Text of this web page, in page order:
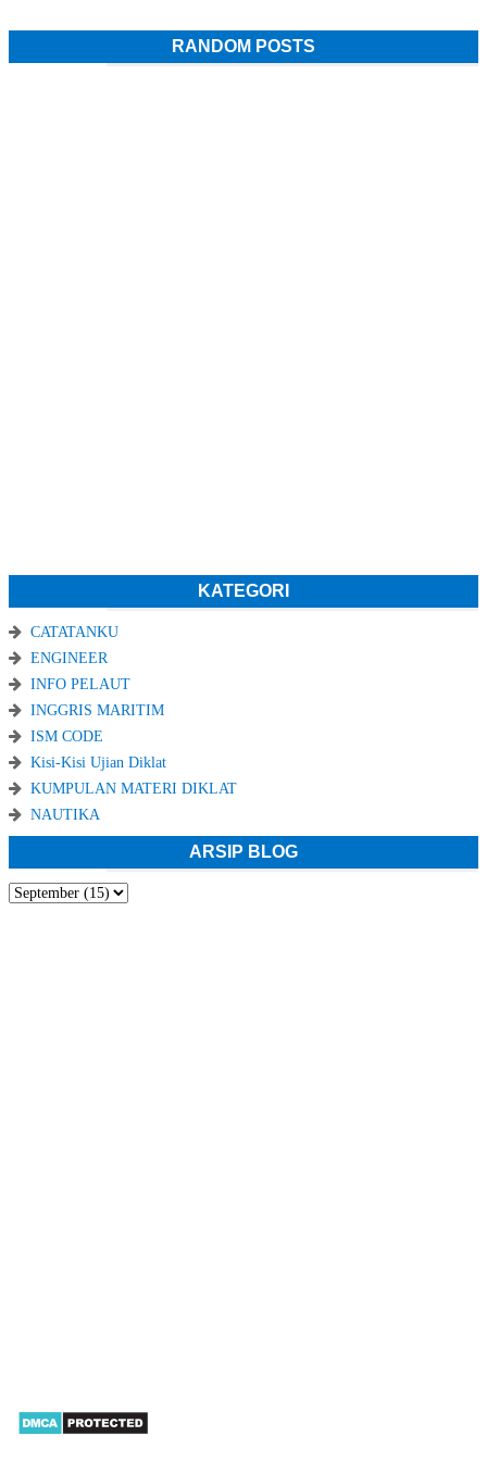
RANDOM POSTS
KATEGORI
CATATANKU
ENGINEER
INFO PELAUT
INGGRIS MARITIM
ISM CODE
Kisi-Kisi Ujian Diklat
KUMPULAN MATERI DIKLAT
NAUTIKA
ARSIP BLOG